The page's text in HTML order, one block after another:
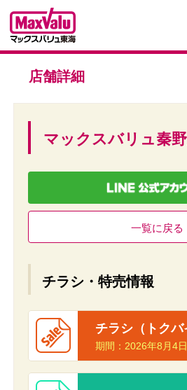
店舗詳細
マックスバリュ秦
一覧に戻る
チラシ・特売情報
チラシ（トクバ
期間： 2026年8月4